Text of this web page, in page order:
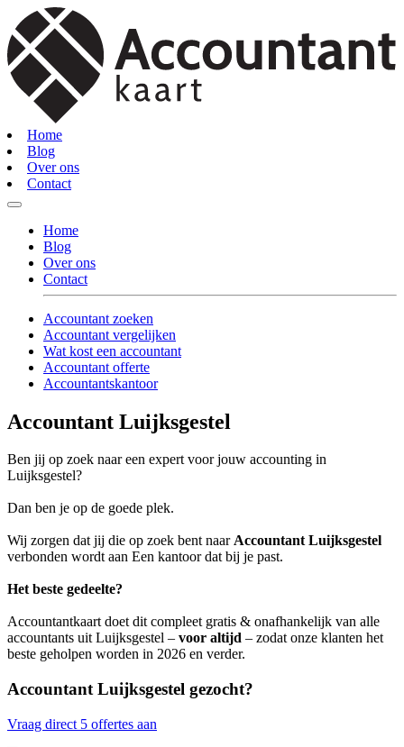
Home
Blog
Over ons
Contact
Home
Blog
Over ons
Contact
Accountant zoeken
Accountant vergelijken
Wat kost een accountant
Accountant offerte
Accountantskantoor
Accountant Luijksgestel
Ben jij op zoek naar een expert voor jouw accounting in
Luijksgestel?
Dan ben je op de goede plek.
Wij zorgen dat jij die op zoek bent naarAccountant Luijksgestel
verbonden wordt aan Een kantoor dat bij je past.
Het beste gedeelte?
Accountantkaart doet dit compleet gratis & onafhankelijk van alle
accountants uit Luijksgestel – voor altijd – zodat onze klanten het
beste geholpen worden in 2026 en verder.
Accountant Luijksgestel gezocht?
Vraag direct 5 offertes aan